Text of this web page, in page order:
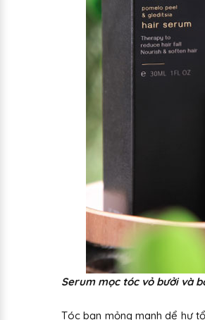
Serum mọc tóc vỏ bưởi và
Tóc bạn mỏng manh dể hư